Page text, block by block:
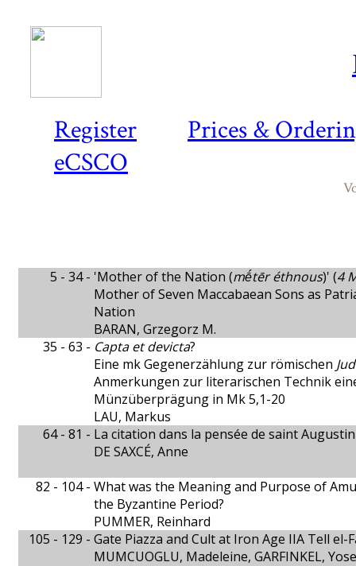
Register
Prices &
eCSCO
5 - 34 - 'Mother of the Nation (mḗtēr éthnous)' (4
Mother of Seven Maccabaean Sons as
Nation
BARAN, Grzegorz M.
35 - 63 - Capta et devicta?
Eine mk Gegenerzählung zur römischen
Anmerkungen zur literarischen Technik
Münzüberprägung in Mk 5,1-20
LAU, Markus
64 - 81 - La citation dans la pensée de saint Augustin
DE SAXCÉ, Anne
82 - 104 - What was the Meaning and Purpose of
the Byzantine Period?
PUMMER, Reinhard
105 - 129 - Gate Piazza and Cult at Iron Age IIA Tell
MUMCUOGLU, Madeleine, GARFINKEL,